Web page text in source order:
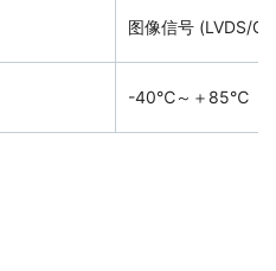
图像信号 (LVDS/
-40℃～＋85℃